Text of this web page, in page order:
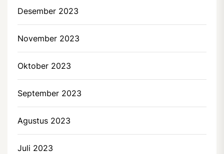
Desember 2023
November 2023
Oktober 2023
September 2023
Agustus 2023
Juli 2023